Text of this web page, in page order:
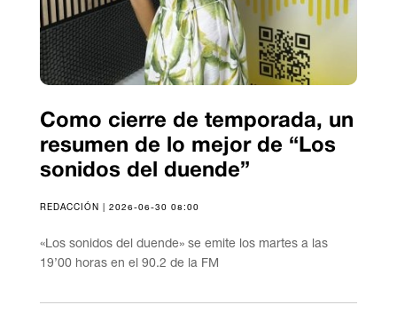
Como cierre de temporada, un
resumen de lo mejor de “Los
sonidos del duende”
REDACCIÓN | 2026-06-30 08:00
«Los sonidos del duende» se emite los martes a las
19’00 horas en el 90.2 de la FM